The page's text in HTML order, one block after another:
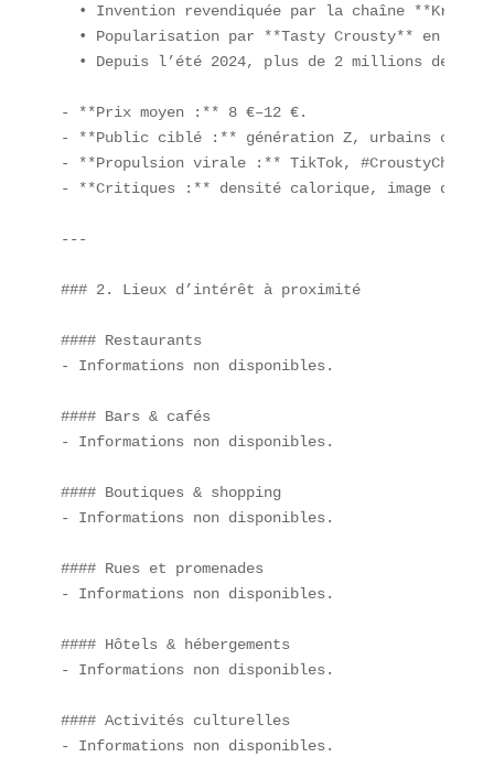
• Invention revendiquée par la chaîne
• Popularisation par **Tasty Crousty** en
• Depuis l’été 2024, plus de 2 millions de
- **Prix moyen :** 8 €–12 €.
- **Public ciblé :** génération Z, urbains
- **Propulsion virale :** TikTok,
- **Critiques :** densité calorique, image de
---
### 2. Lieux d’intérêt à proximité
#### Restaurants
- Informations non disponibles.
#### Bars & cafés
- Informations non disponibles.
#### Boutiques & shopping
- Informations non disponibles.
#### Rues et promenades
- Informations non disponibles.
#### Hôtels & hébergements
- Informations non disponibles.
#### Activités culturelles
- Informations non disponibles.